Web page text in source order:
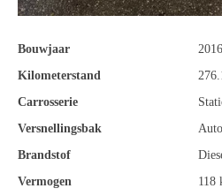
Bouwjaar
2016
Kilometerstand
Carrosserie
Versnellingsbak
Brandstof
Vermogen
118